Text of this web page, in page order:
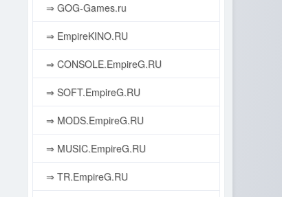
⇒ GOG-Games.ru
⇒ EmpireKINO.RU
⇒ CONSOLE.EmpireG.RU
⇒ SOFT.EmpireG.RU
⇒ MODS.EmpireG.RU
⇒ MUSIC.EmpireG.RU
⇒ TR.EmpireG.RU